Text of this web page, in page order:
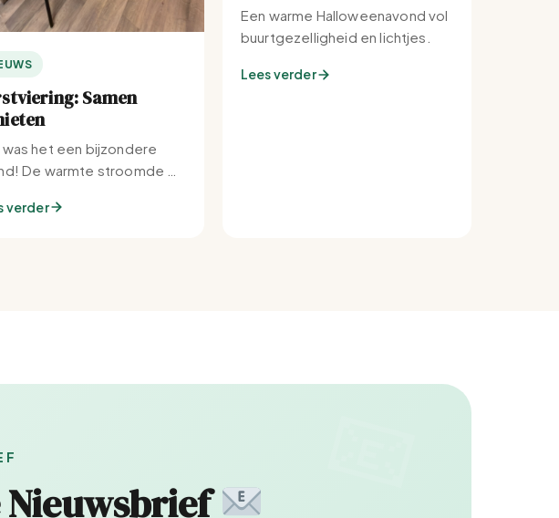
Samen
was het een bijzondere
De warmte stroomde bij
verder
Een warme Halloweenavond vol
buurtgezelligheid en lichtjes.
Lees verder
Nieuwsbrief